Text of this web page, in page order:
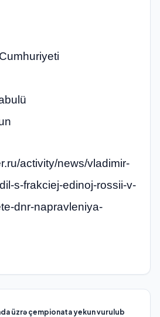
activity/news/vladimir-
s-frakciej-edinoj-rossii-v-
dnr-napravleniya-
üzrə çempionata yekun vurulub